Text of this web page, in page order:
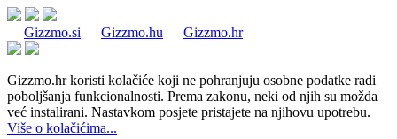
Gizzmo.si Gizzmo.hu Gizzmo.hr
Gizzmo.hr koristi kolačiće koji ne pohranjuju osobne podatke radi
poboljšanja funkcionalnosti. Prema zakonu, neki od njih su možda
već instalirani. Nastavkom posjete pristajete na njihovu upotrebu.
Više o kolačićima...